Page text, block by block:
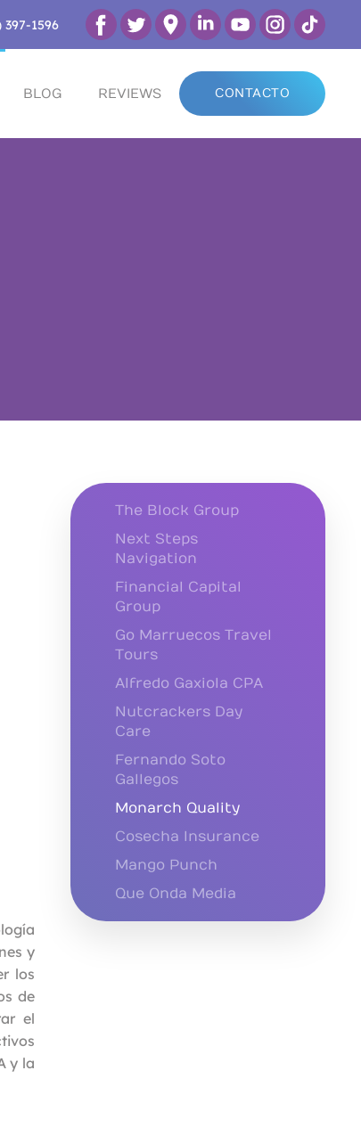
397-1596
BLOG REVIEWS CONTACTO
y
los
de
el
y la
The Block Group
Next Steps
Navigation
Financial Capital
Group
Go Marruecos Travel
Tours
Alfredo Gaxiola CPA
Nutcrackers Day
Care
Fernando Soto
Gallegos
Monarch Quality
Cosecha Insurance
Mango Punch
Que Onda Media